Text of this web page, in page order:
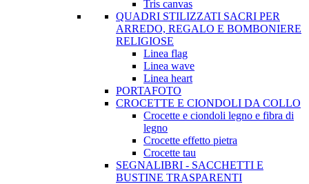
Tris canvas
QUADRI STILIZZATI SACRI PER
ARREDO, REGALO E BOMBONIERE
RELIGIOSE
Linea flag
Linea wave
Linea heart
PORTAFOTO
CROCETTE E CIONDOLI DA COLLO
Crocette e ciondoli legno e fibra di
legno
Crocette effetto pietra
Crocette tau
SEGNALIBRI - SACCHETTI E
BUSTINE TRASPARENTI